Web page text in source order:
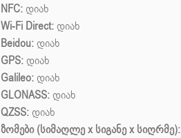
NFC: დიახ
Wi-Fi Direct: დიახ
Beidou: დიახ
GPS: დიახ
Galileo: დიახ
GLONASS: დიახ
QZSS: დიახ
ზომები (სიმაღლე x სიგანე x სიღრმე):